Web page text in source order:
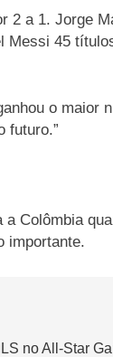
2 a 1. Jorge
Messi 45
o maior
futuro.”
Colômbia
importante.
no All-Star